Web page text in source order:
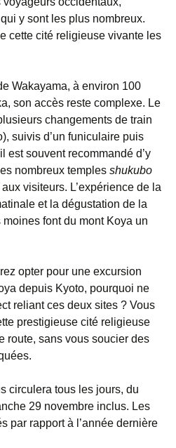
y sont les plus nombreux.
cette cité religieuse vivante les
Wakayama, à environ 100
son accès reste complexe. Le
changements de train
suivis d’un funiculaire puis
est souvent recommandé d’y
nombreux temples shukubo
visiteurs. L’expérience de la
et la dégustation de la
font du mont Koya un
opter pour une excursion
depuis Kyoto, pourquoi ne
reliant ces deux sites ? Vous
prestigieuse cité religieuse
route, sans vous soucier des
circulera tous les jours, du
29 novembre inclus. Les
par rapport à l’année dernière